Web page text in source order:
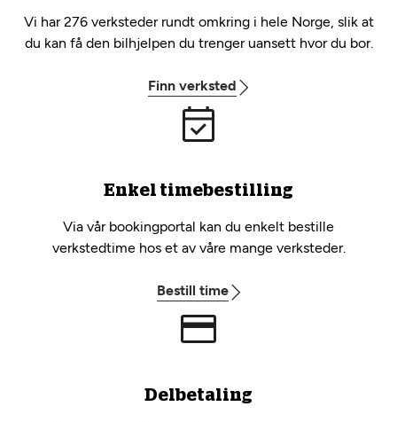
Vi har 276 verksteder rundt omkring i hele Norge, slik at
du kan få den bilhjelpen du trenger uansett hvor du bor.
Finn verksted
Enkel timebestilling
Via vår bookingportal kan du enkelt bestille
verkstedtime hos et av våre mange verksteder.
Bestill time
Delbetaling